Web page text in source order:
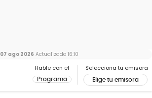
Hable con el
Programa
Selecciona tu emisora
Elige tu emisora
07 ago 2026 Actualizado 16:10